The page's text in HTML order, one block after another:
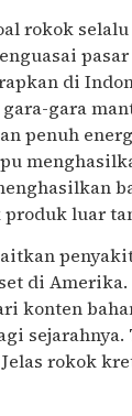
rokok
di
gara
penuh
luar
di
konten
rokok